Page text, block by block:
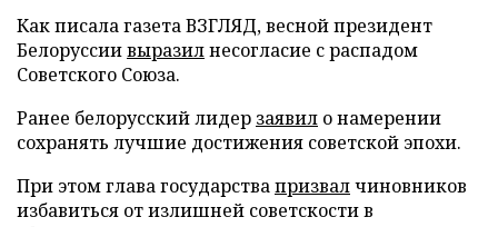
Как писала газета ВЗГЛЯД, весной президент
Белоруссиивыразилнесогласие с распадом
Советского Союза.
Ранее белорусский лидер заявил о намерении
сохранять лучшие достижения советской эпохи.
При этом глава государствапризвалчиновников
избавиться от излишней советскости в